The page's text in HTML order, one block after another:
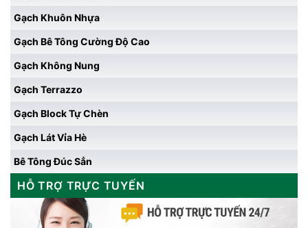
Gạch Khuôn Nhựa
Gạch Bê Tông Cường Độ Cao
Gạch Không Nung
Gạch Terrazzo
Gạch Block Tự Chèn
Gạch Lát Vỉa Hè
Bê Tông Đúc Sẳn
HỖ TRỢ TRỰC TUYẾN